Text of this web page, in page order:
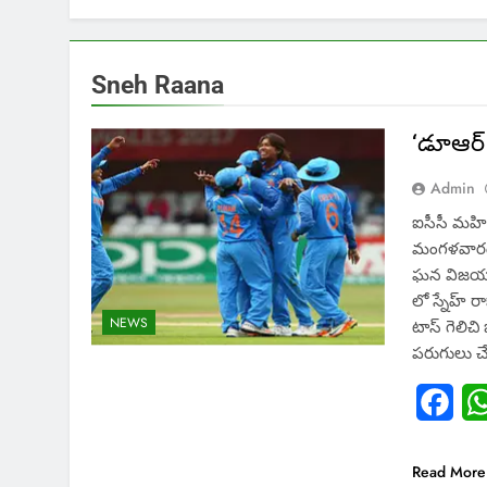
Sneh Raana
NEWS
Admin
ఐసీసీ
ఘన
లో స్నేహ్​
టాస్ గెలిచి
పరుగులు
Read More